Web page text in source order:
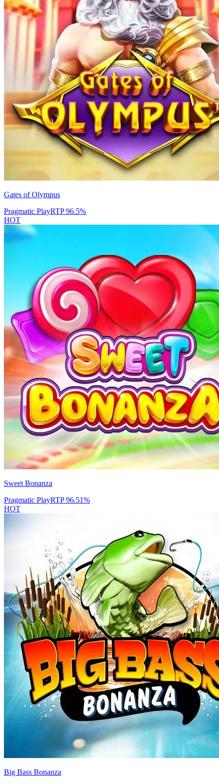
Gates of Olympus
Pragmatic PlayRTP96.5%
HOT
Sweet Bonanza
Pragmatic PlayRTP96.51%
HOT
Big Bass Bonanza